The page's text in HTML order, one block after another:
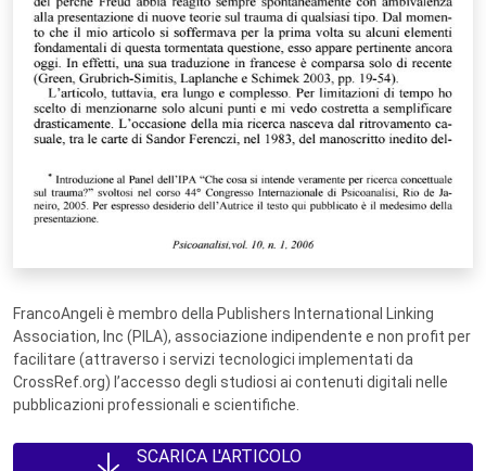
FrancoAngeli è membro della Publishers International Linking
Association, Inc (PILA), associazione indipendente e non profit per
facilitare (attraverso i servizi tecnologici implementati da
CrossRef.org) l’accesso degli studiosi ai contenuti digitali nelle
pubblicazioni professionali e scientifiche.
SCARICA L'ARTICOLO